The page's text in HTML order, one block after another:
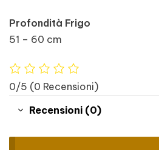
Profondità Frigo
51 – 60 cm
0/5 (0 Recensioni)
Recensioni (0)